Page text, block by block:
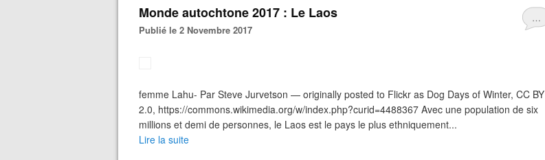
…
Monde autochtone 2017 : Le Laos
Publié le 2 Novembre 2017
femme Lahu- Par Steve Jurvetson — originally posted to Flickr as Dog Days of Winter, CC BY
2.0, https://commons.wikimedia.org/w/index.php?curid=4488367 Avec une population de six
millions et demi de personnes, le Laos est le pays le plus ethniquement...
Lire la suite